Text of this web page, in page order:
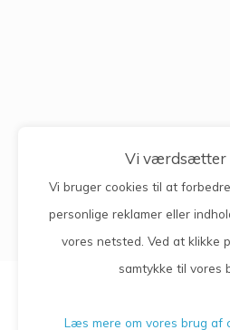
Vi værdsætter
Vi bruger cookies til at
personlige reklamer eller
vores netsted. Ved at klikke
samtykke til vores
Læs mere om vores brug af